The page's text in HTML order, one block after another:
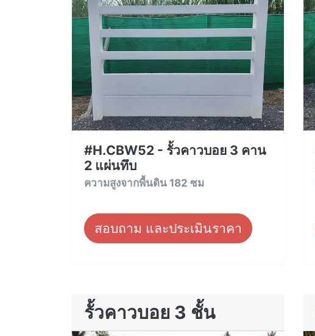
#H.CBW52 - รั้วคาวบอย 3 คาน
2 แผ่นทึบ
ความสูงจากพื้นดิน 182 ซม
สอบถาม และประเมินราคา
รั้วคาวบอย 3 ชั้น